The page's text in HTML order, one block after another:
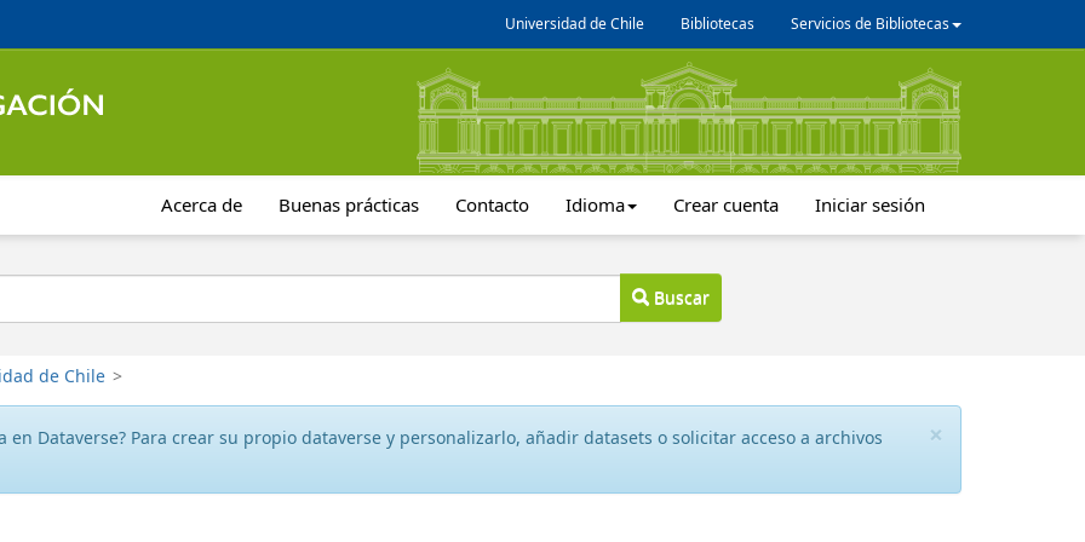
Universidad de Chile Bibliotecas Servicios de Bibliotecas
Acerca de Buenas prácticas Contacto Idioma Crear cuenta Iniciar sesión
Buscar
de Chile >
×
en Dataverse? Para crear su propio dataverse y personalizarlo, añadir datasets o solicitar acceso a archivos